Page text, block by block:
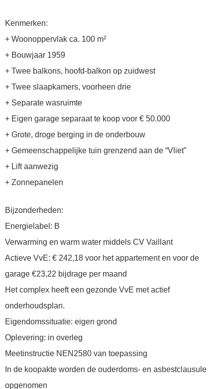
Kenmerken:
+ Woonoppervlak ca. 100 m²
+ Bouwjaar 1959
+ Twee balkons, hoofd-balkon op zuidwest
+ Twee slaapkamers, voorheen drie
+ Separate wasruimte
+ Eigen garage separaat te koop voor € 50.000
+ Grote, droge berging in de onderbouw
+ Gemeenschappelijke tuin grenzend aan de “Vliet”
+ Lift aanwezig
+ Zonnepanelen
Bijzonderheden:
Energielabel: B
Verwarming en warm water middels CV Vaillant
Actieve VvE: € 242,18 voor het appartement en voor de
garage €23,22 bijdrage per maand
Het complex heeft een gezonde VvE met actief
onderhoudsplan.
Eigendomssituatie: eigen grond
Oplevering: in overleg
Meetinstructie NEN2580 van toepassing
In de koopakte worden de ouderdoms- en asbestclausule
opgenomen